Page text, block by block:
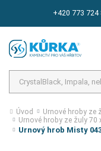
+420 773 724
Úvod
Urnové hroby ze
Urnové hroby ze žuly 70
Urnový hrob Misty